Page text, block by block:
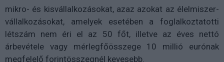
mikro- és kisvállalkozásokat, azaz azokat az élelmiszer-
vállalkozásokat, amelyek esetében a foglalkoztatotti
létszám nem éri el az 50 főt, illetve az éves nettó
árbevétele vagy mérlegfőösszege 10 millió eurónak
megfelelő forintösszegnél kevesebb.